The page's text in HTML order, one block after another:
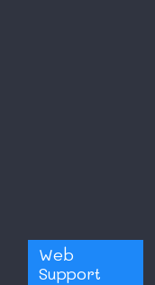
Web
Support